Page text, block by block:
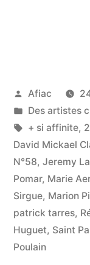
Publié
par
Afiac
Publié
dans
Des artistes
Étiquettes :
+ si affinite,
David Mickael
N°58, Jeremy
Pomar, Marie
Sirgue, Marion
patrick tarres,
Huguet, Saint
Poulain